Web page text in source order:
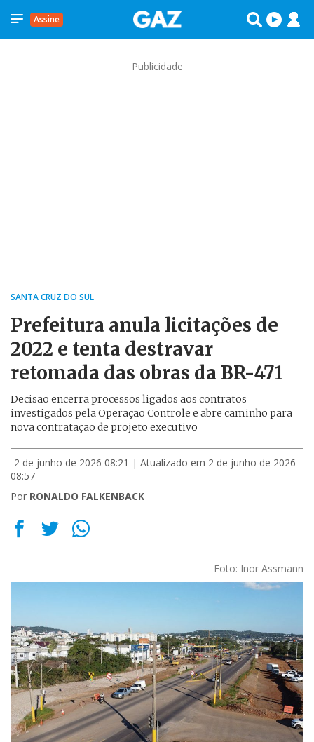
Assine
Publicidade
SANTA CRUZ DO SUL
Prefeitura anula licitações de
2022 e tenta destravar
retomada das obras da BR-471
Decisão encerra processos ligados aos contratos
investigados pela Operação Controle e abre caminho para
nova contratação de projeto executivo
2 de junho de 2026 08:21 | Atualizado em 2 de junho de 2026
08:57
Por RONALDO FALKENBACK
Foto: Inor Assmann